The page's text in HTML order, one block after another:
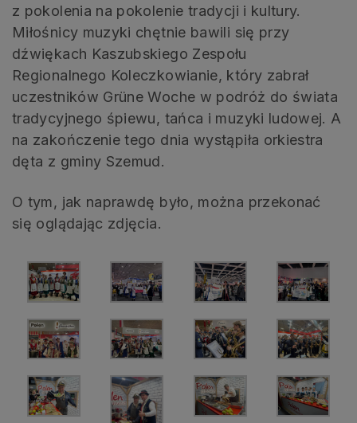
z pokolenia na pokolenie tradycji i kultury.
Miłośnicy muzyki chętnie bawili się przy
dźwiękach Kaszubskiego Zespołu
Regionalnego Koleczkowianie, który zabrał
uczestników Grüne Woche w podróż do świata
tradycyjnego śpiewu, tańca i muzyki ludowej. A
na zakończenie tego dnia wystąpiła orkiestra
dęta z gminy Szemud.
O tym, jak naprawdę było, można przekonać
się oglądając zdjęcia.